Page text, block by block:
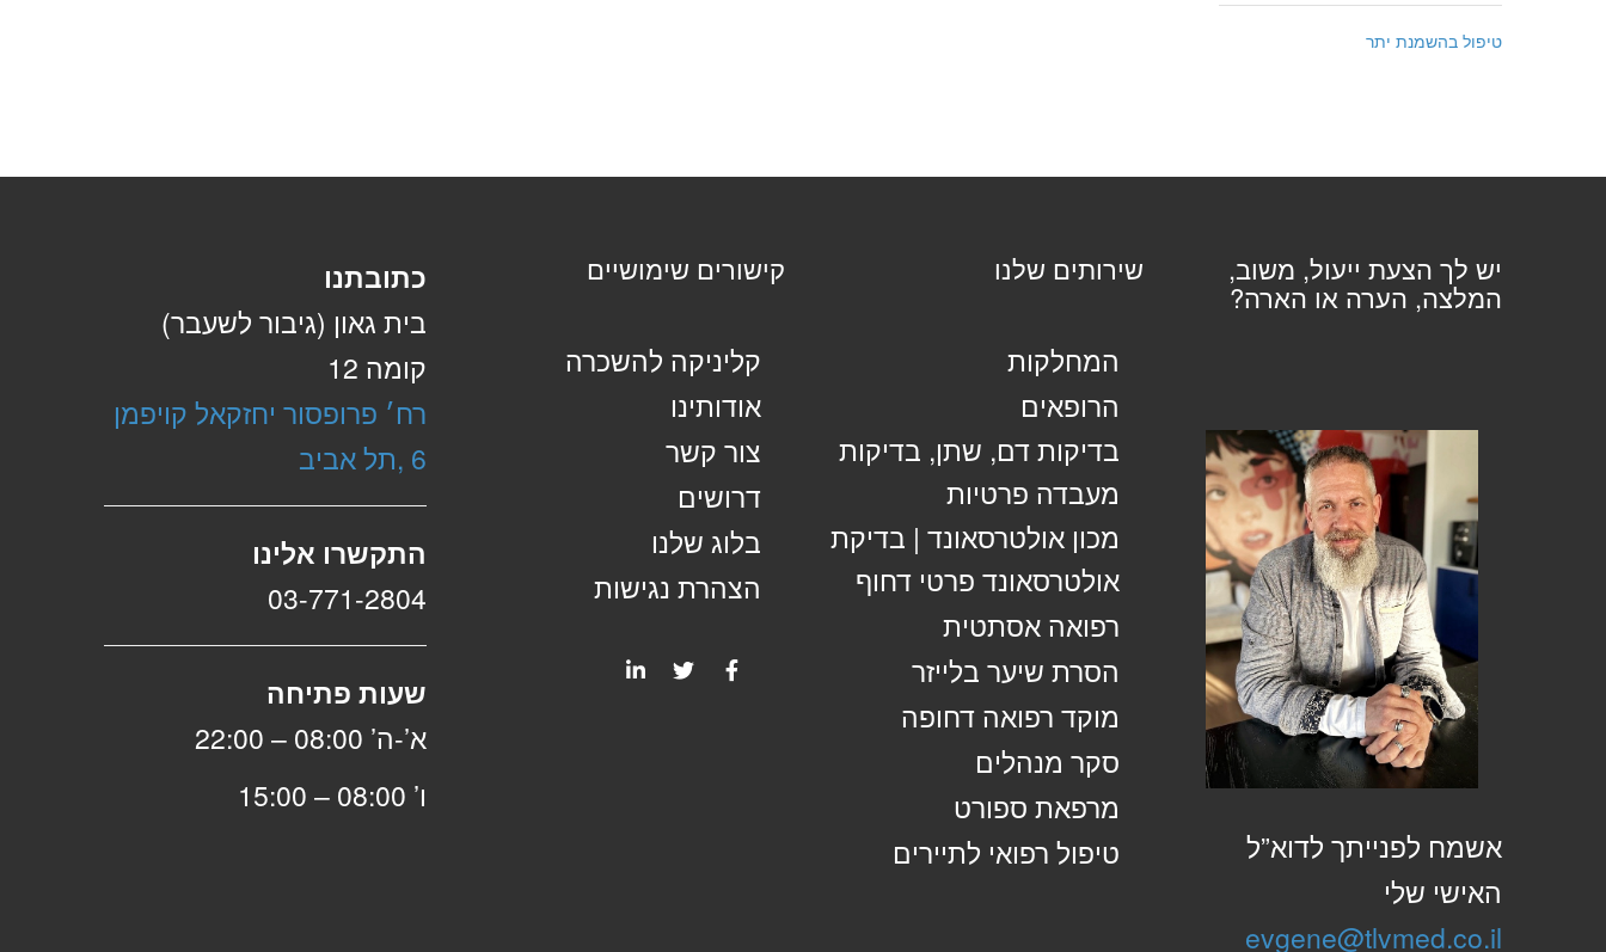
טיפול בהשמנת יתר
יש לך הצעת ייעול, משוב,
המלצה, הערה או הארה?
אשמח לפנייתך לדוא”ל
האישי שלי
evgene@tlvmed.co.il
שירותים שלנו
המחלקות
הרופאים
בדיקות דם, שתן, בדיקות
מעבדה פרטיות
מכון אולטרסאונד | בדיקת
אולטרסאונד פרטי דחוף
רפואה אסתטית
הסרת שיער בלייזר
מוקד רפואה דחופה
סקר מנהלים
מרפאת ספורט
טיפול רפואי לתיירים
קישורים שימושיים
קליניקה להשכרה
אודותינו
צור קשר
דרושים
בלוג שלנו
הצהרת נגישות
כתובתנו
בית גאון (גיבור לשעבר)
קומה 12
רח׳ פרופסור יחזקאל קויפמן
6 ,תל אביב
התקשרו אלינו
03-771-2804
שעות פתיחה
א’-ה’ 08:00 – 22:00
ו’ 08:00 – 15:00